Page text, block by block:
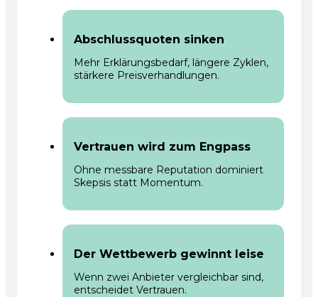
Abschlussquoten sinken
Mehr Erklärungsbedarf, längere Zyklen,
stärkere Preisverhandlungen.
Vertrauen wird zum Engpass
Ohne messbare Reputation dominiert
Skepsis statt Momentum.
Der Wettbewerb gewinnt leise
Wenn zwei Anbieter vergleichbar sind,
entscheidet Vertrauen.